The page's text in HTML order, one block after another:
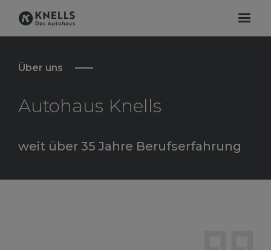
Über uns
Autohaus Knells
weit über 35 Jahre Berufserfahrung